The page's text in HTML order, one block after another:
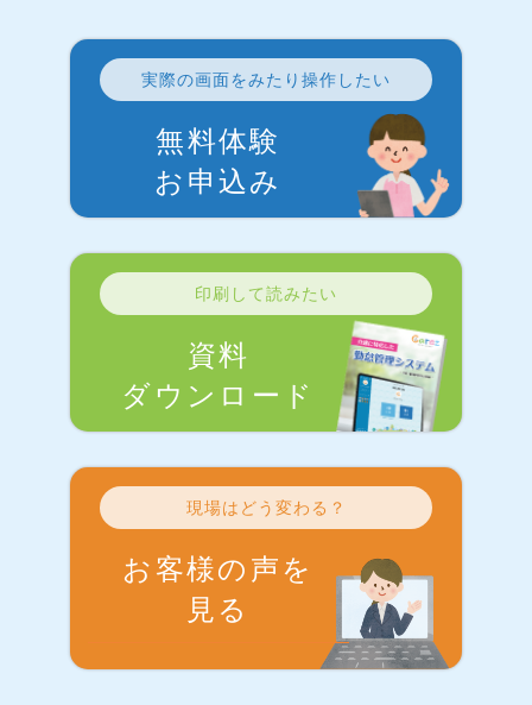
実際の画面をみたり操作したい
無料体験
お申込み
印刷して読みたい
資料
ダウンロード
現場はどう変わる？
お客様の声を
見る